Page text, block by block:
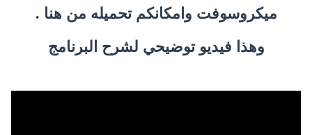
ميكروسوفت وامكانكم تحميله من هنا .
وهذا فيديو توضيحي لشرح البرنامج